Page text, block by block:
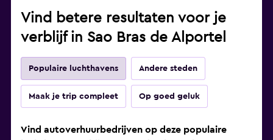
Vind betere resultaten voor je
verblijf in Sao Bras de Alportel
Populaire luchthavens Andere steden
Maak je trip compleet Op goed geluk
Vind autoverhuurbedrijven op deze populaire